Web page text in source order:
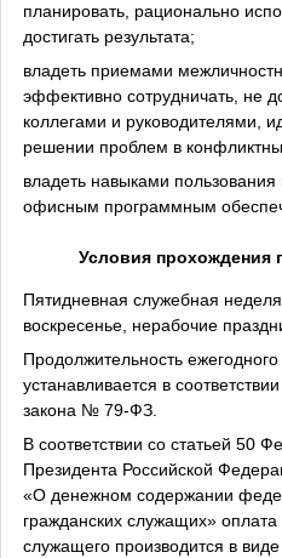
планировать, рационально
достигать результата;
владеть приемами
эффективно сотрудничать, не
коллегами и руководителями,
решении проблем в
владеть навыками пользования
офисным программным
Условия прохождения
Пятидневная служебная
воскресенье, нерабочие
Продолжительность
устанавливается в
закона № 79-ФЗ.
В соответствии со статьей 50
Президента Российской
«О денежном содержании
гражданских служащих» оплата
служащего производится в